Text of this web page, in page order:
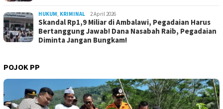
HUKUM, KRIMINAL 2 April 2026
Skandal Rp1,9 Miliar di Ambalawi, Pegadaian Harus
Bertanggung Jawab! Dana Nasabah Raib, Pegadaian
Diminta Jangan Bungkam!
POJOK PP